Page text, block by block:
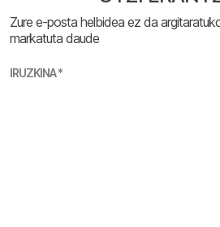
Zure e-posta helbidea ez da
markatuta daude
IRUZKINA*